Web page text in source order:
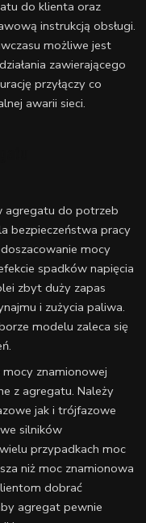
do klienta oraz
instrukcją obsługi.
możliwe jest
zawierającego
przyłączy co
awarii sieci.
agregatu do potrzeb
bezpieczeństwa pracy
mocy
spadków napięcia
zbyt duży zapas
i zużycia paliwa.
modelu zaleca się
znamionowej
z agregatu. Należy
jak i trójfazowe
silników
przypadkach moc
niż moc znamionowa
dobrać
agregat pewnie